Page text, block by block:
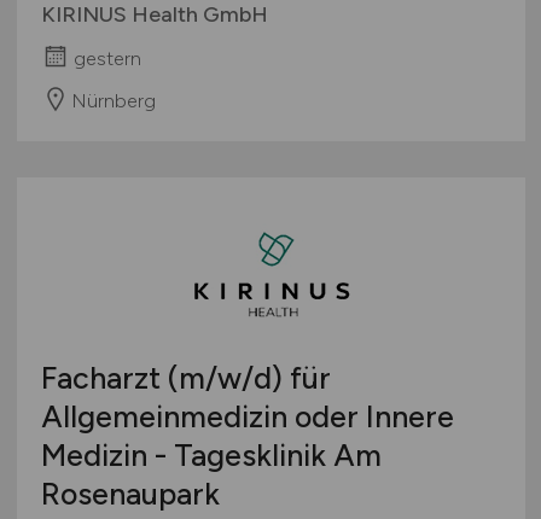
KIRINUS Health GmbH
gestern
Nürnberg
Facharzt (m/w/d) für
Allgemeinmedizin oder Innere
Medizin - Tagesklinik Am
Rosenaupark